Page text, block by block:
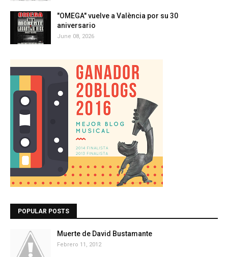
"OMEGA" vuelve a València por su 30
aniversario
June 08, 2026
POPULAR POSTS
Muerte de David Bustamante
Febrero 11, 2012